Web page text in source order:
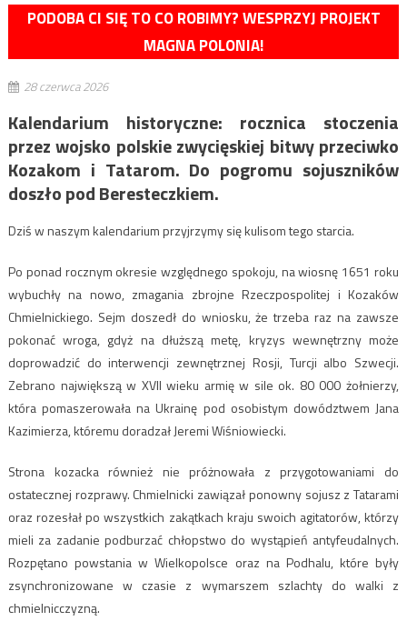
PODOBA CI SIĘ TO CO ROBIMY? WESPRZYJ PROJEKT
MAGNA POLONIA!
28 czerwca 2026
Kalendarium historyczne: rocznica stoczenia
przez wojsko polskie zwycięskiej bitwy przeciwko
Kozakom i Tatarom. Do pogromu sojuszników
doszło pod Beresteczkiem.
Dziś w naszym kalendarium przyjrzymy się kulisom tego starcia.
Po ponad rocznym okresie względnego spokoju, na wiosnę 1651 roku
wybuchły na nowo, zmagania zbrojne Rzeczpospolitej i Kozaków
Chmielnickiego. Sejm doszedł do wniosku, że trzeba raz na zawsze
pokonać wroga, gdyż na dłuższą metę, kryzys wewnętrzny może
doprowadzić do interwencji zewnętrznej Rosji, Turcji albo Szwecji.
Zebrano największą w XVII wieku armię w sile ok. 80 000 żołnierzy,
która pomaszerowała na Ukrainę pod osobistym dowództwem Jana
Kazimierza, któremu doradzał Jeremi Wiśniowiecki.
Strona kozacka również nie próżnowała z przygotowaniami do
ostatecznej rozprawy. Chmielnicki zawiązał ponowny sojusz z Tatarami
oraz rozesłał po wszystkich zakątkach kraju swoich agitatorów, którzy
mieli za zadanie podburzać chłopstwo do wystąpień antyfeudalnych.
Rozpętano powstania w Wielkopolsce oraz na Podhalu, które były
zsynchronizowane w czasie z wymarszem szlachty do walki z
chmielnicczyzną.